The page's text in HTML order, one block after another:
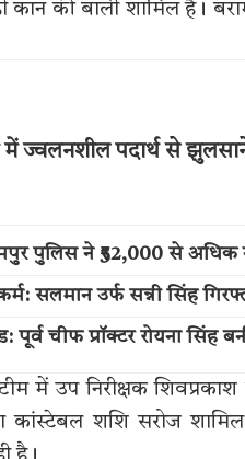
की बाली शामिल है।
में ज्वलनशील पदार्थ से
पुलिस ने ₹52,000 से अधिक
सलमान उर्फ सन्नी सिंह
पूर्व चीफ प्रॉक्टर रोयना सिंह
में उप निरीक्षक शिवप्रकाश
शशि सरोज शामिल